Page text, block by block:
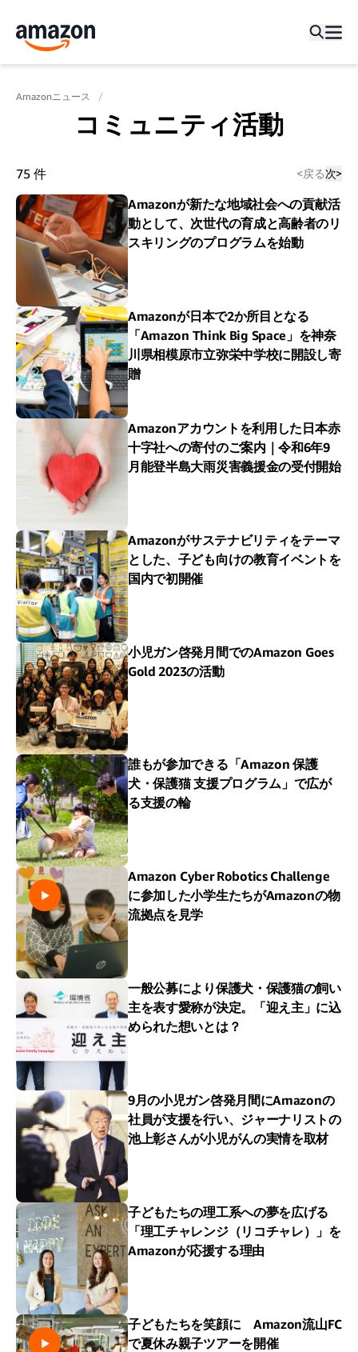
Amazonニュース
コミュニティ活動
75 件 <戻る次>
Amazonが新たな地域社会への貢献活
動として、次世代の育成と高齢者のリ
スキリングのプログラムを始動
Amazonが日本で2か所目となる
「Amazon Think Big Space」を神奈
川県相模原市立弥栄中学校に開設し寄
贈
Amazonアカウントを利用した日本赤
十字社への寄付のご案内｜令和6年9
月能登半島大雨災害義援金の受付開始
Amazonがサステナビリティをテーマ
とした、子ども向けの教育イベントを
国内で初開催
小児ガン啓発月間でのAmazon Goes
Gold 2023の活動
誰もが参加できる「Amazon 保護
犬・保護猫 支援プログラム」で広が
る支援の輪
Amazon Cyber Robotics Challenge
に参加した小学生たちがAmazonの物
流拠点を見学
一般公募により保護犬・保護猫の飼い
主を表す愛称が決定。「迎え主」に込
められた想いとは？
9月の小児ガン啓発月間にAmazonの
社員が支援を行い、ジャーナリストの
池上彰さんが小児がんの実情を取材
子どもたちの理工系への夢を広げる
「理工チャレンジ（リコチャレ）」を
Amazonが応援する理由
子どもたちを笑顔に Amazon流山FC
で夏休み親子ツアーを開催